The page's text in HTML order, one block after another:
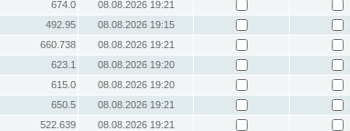
674.0
08.08.2026 19:21
492.95
08.08.2026 19:15
660.738
08.08.2026 19:21
623.1
08.08.2026 19:20
615.0
08.08.2026 19:20
650.5
08.08.2026 19:21
522.639
08.08.2026 19:21